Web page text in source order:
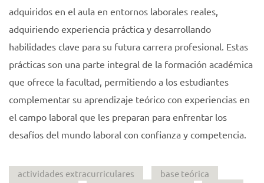
adquiridos en el aula en entornos laborales reales,
adquiriendo experiencia práctica y desarrollando
habilidades clave para su futura carrera profesional. Estas
prácticas son una parte integral de la formación académica
que ofrece la facultad, permitiendo a los estudiantes
complementar su aprendizaje teórico con experiencias en
el campo laboral que les preparan para enfrentar los
desafíos del mundo laboral con confianza y competencia.
actividades extracurriculares
base teórica